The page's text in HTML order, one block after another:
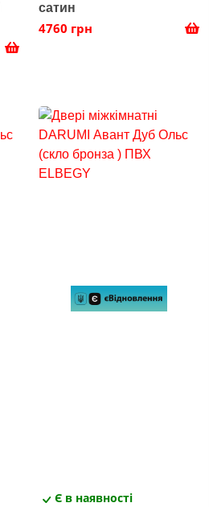
сатин
4760 грн
Є в наявності